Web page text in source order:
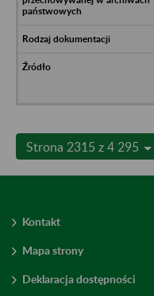
Strona 2315 z 4 295
Kontakt
Mapa strony
Deklaracja dostępności